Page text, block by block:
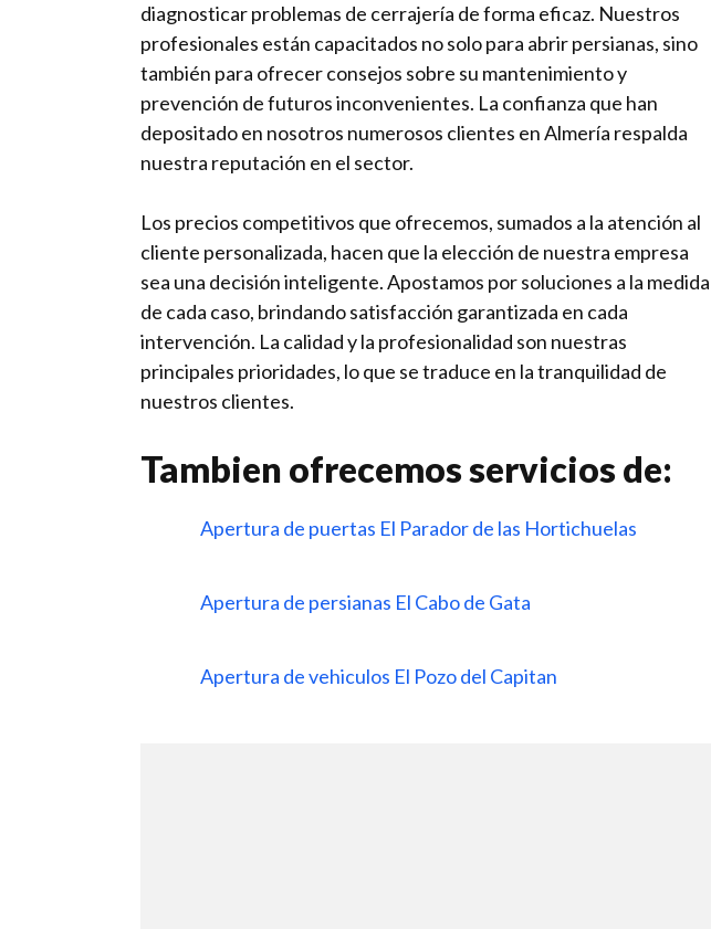
diagnosticar problemas de cerrajería de forma eficaz. Nuestros
profesionales están capacitados no solo para abrir persianas, sino
también para ofrecer consejos sobre su mantenimiento y
prevención de futuros inconvenientes. La confianza que han
depositado en nosotros numerosos clientes en Almería respalda
nuestra reputación en el sector.
Los precios competitivos que ofrecemos, sumados a la atención al
cliente personalizada, hacen que la elección de nuestra empresa
sea una decisión inteligente. Apostamos por soluciones a la medida
de cada caso, brindando satisfacción garantizada en cada
intervención. La calidad y la profesionalidad son nuestras
principales prioridades, lo que se traduce en la tranquilidad de
nuestros clientes.
Tambien ofrecemos servicios de:
Apertura de puertas El Parador de las Hortichuelas
Apertura de persianas El Cabo de Gata
Apertura de vehiculos El Pozo del Capitan